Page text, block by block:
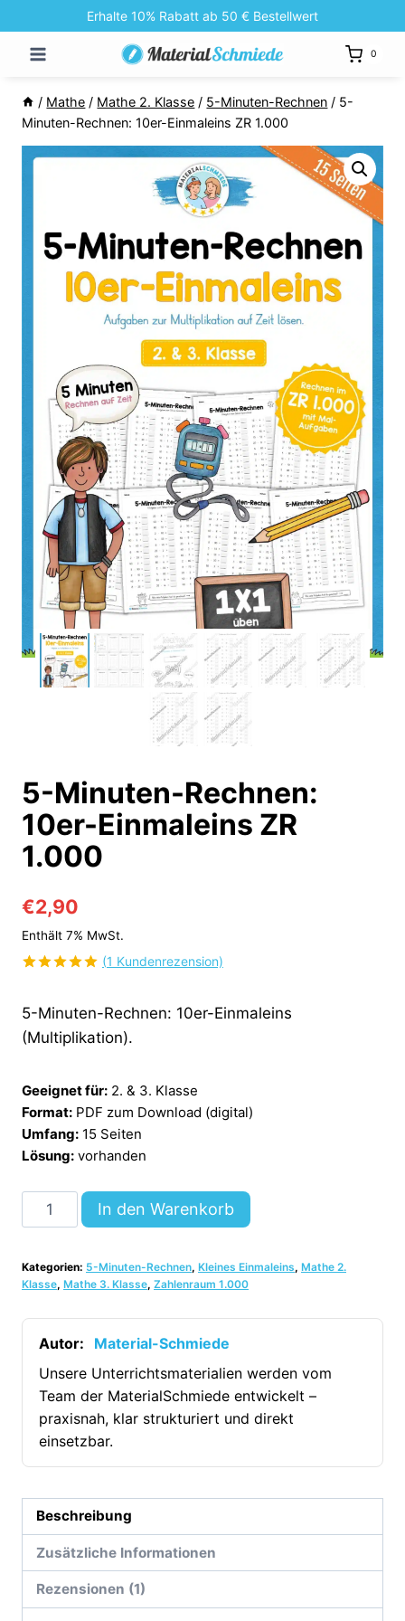
Inhalt
springen
Erhalte 10% Rabatt ab 50 € Bestellwert
0
/ Mathe / Mathe 2. Klasse / 5-Minuten-Rechnen / 5-
Minuten-Rechnen: 10er-Einmaleins ZR 1.000
5-Minuten-Rechnen:
10er-Einmaleins ZR
1.000
€2,90
Enthält 7% MwSt.
von 5,
basierend
auf
(1 Kundenrezension)
5-Minuten-Rechnen: 10er-Einmaleins
(Multiplikation).
Geeignet für: 2. & 3. Klasse
Format: PDF zum Download (digital)
Umfang: 15 Seiten
Lösung: vorhanden
Minuten-
10er-
ZR
1.000
[Digital]
Menge
In den Warenkorb
Kategorien: 5-Minuten-Rechnen, Kleines Einmaleins, Mathe 2.
Klasse, Mathe 3. Klasse, Zahlenraum 1.000
Autor:
Material-Schmiede
Unsere Unterrichtsmaterialien werden vom
Team der MaterialSchmiede entwickelt –
praxisnah, klar strukturiert und direkt
einsetzbar.
Beschreibung
Zusätzliche Informationen
Rezensionen (1)